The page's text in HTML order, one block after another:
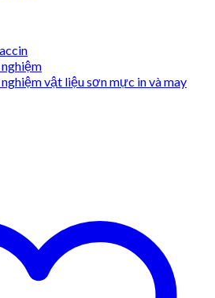
vật liệu sơn mực in và may